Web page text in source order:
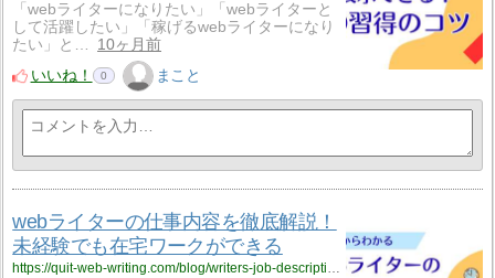
「webライターになりたい」「webライターと
して活躍したい」「稼げるwebライターになり
たい」と…
10ヶ月前
いいね！
0 まこと
webライターの仕事内容を徹底解説！
未経験でも在宅ワークができる
https://quit-web-writing.com/blog/writers-job-description/